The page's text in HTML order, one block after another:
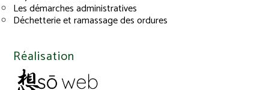
Les démarches administratives
Déchetterie et ramassage des ordures
Réalisation